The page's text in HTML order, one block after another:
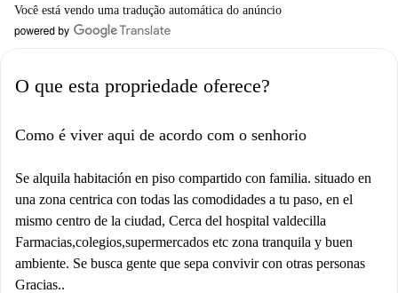
Você está vendo uma tradução automática do anúncio
O que esta propriedade oferece?
Como é viver aqui de acordo com o senhorio
Se alquila habitación en piso compartido con familia. situado en
una zona centrica con todas las comodidades a tu paso, en el
mismo centro de la ciudad, Cerca del hospital valdecilla
Farmacias,colegios,supermercados etc zona tranquila y buen
ambiente. Se busca gente que sepa convivir con otras personas
Gracias..